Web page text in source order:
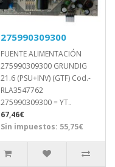
275990309300
FUENTE ALIMENTACIÓN
275990309300 GRUNDIG
21.6 (PSU+INV) (GTF) Cod.-
RLA3547762
275990309300 = YT..
67,46€
Sin impuestos: 55,75€